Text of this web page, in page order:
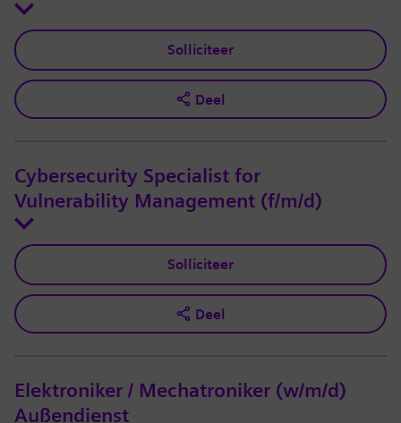
Solliciteer
Deel
Cybersecurity Specialist for
Vulnerability Management (f/m/d)
Solliciteer
Deel
Elektroniker / Mechatroniker (w/m/d)
Außendienst